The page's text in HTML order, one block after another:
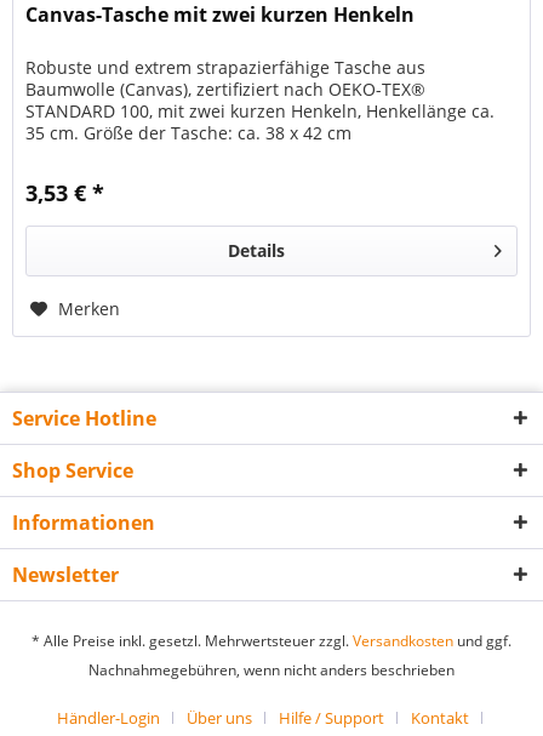
Canvas-Tasche mit zwei kurzen Henkeln
Robuste und extrem strapazierfähige Tasche aus
Baumwolle (Canvas), zertifiziert nach OEKO-TEX®
STANDARD 100, mit zwei kurzen Henkeln, Henkellänge ca.
35 cm. Größe der Tasche: ca. 38 x 42 cm
3,53 € *
Details
Merken
Service Hotline
Shop Service
Informationen
Newsletter
* Alle Preise inkl. gesetzl. Mehrwertsteuer zzgl.Versandkosten und ggf.
Nachnahmegebühren, wenn nicht anders beschrieben
Händler-Login Über uns Hilfe / Support Kontakt